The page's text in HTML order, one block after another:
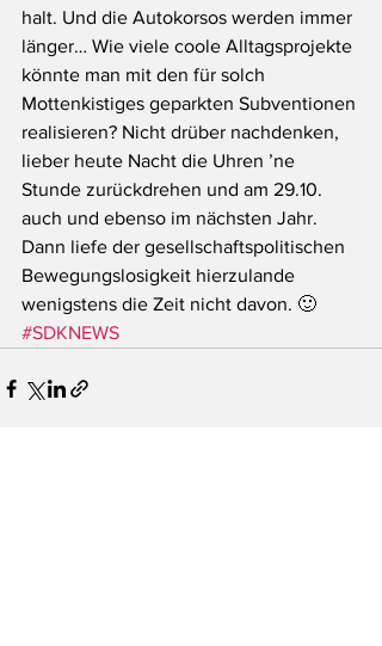
halt. Und die Autokorsos werden immer
länger… Wie viele coole Alltagsprojekte
könnte man mit den für solch
Mottenkistiges geparkten Subventionen
realisieren? Nicht drüber nachdenken,
lieber heute Nacht die Uhren ’ne
Stunde zurückdrehen und am 29.10.
auch und ebenso im nächsten Jahr.
Dann liefe der gesellschaftspolitischen
Bewegungslosigkeit hierzulande
wenigstens die Zeit nicht davon. 🙂
#SDKNEWS